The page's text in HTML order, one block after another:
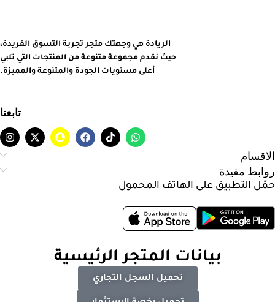
الريادة هي وجهتك متجر تجربة التسوق الفريدة،
حيث نقدم مجموعة متنوعة من المنتجات التي تلبي
أعلى مستويات الجودة والمتنوعة والمميزة.
تابعنا
الاقسام
روابط مفيدة
حمّل التطبيق على الهاتف المحمول
بيانات المتجر الرئيسية
تحميل السجل التجاري